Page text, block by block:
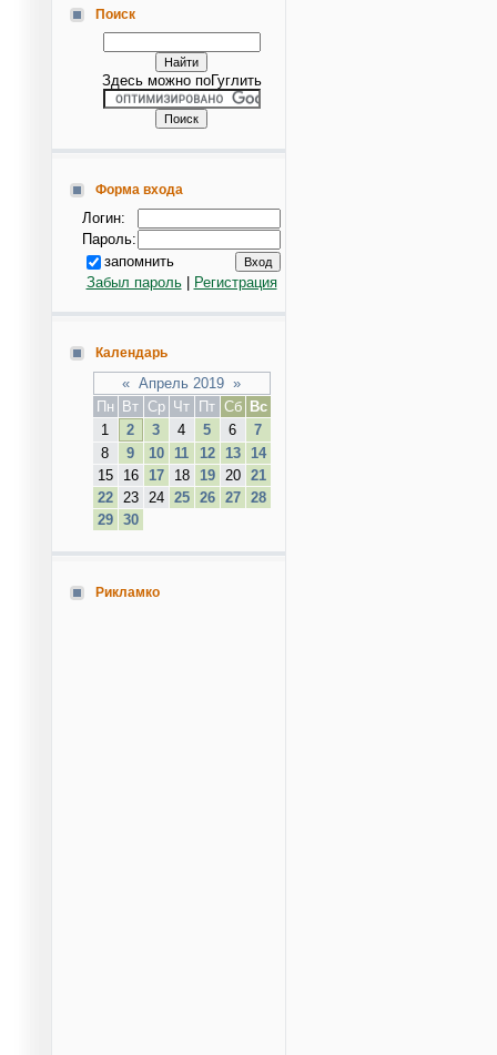
Поиск
Здесь можно поГуглить
Форма входа
Логин:
Пароль:
запомнить
Забыл пароль| Регистрация
Календарь
« Апрель 2019 »
Пн
Вт Ср Чт Пт Сб
Вс
1
2 3 4 5 6
7
8
9 10 11 12 13
14
15
16 17 18 19 20
21
22
23 24 25 26 27
28
29
30
Рикламко